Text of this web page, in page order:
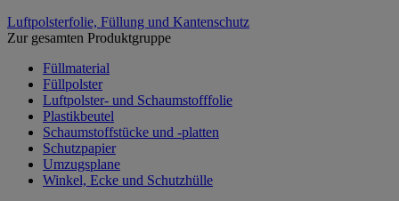
Luftpolsterfolie, Füllung und Kantenschutz
Zur gesamten Produktgruppe
Füllmaterial
Füllpolster
Luftpolster- und Schaumstofffolie
Plastikbeutel
Schaumstoffstücke und -platten
Schutzpapier
Umzugsplane
Winkel, Ecke und Schutzhülle